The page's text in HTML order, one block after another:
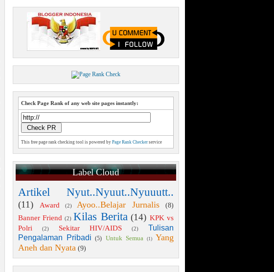
Check Page Rank of any web site pages instantly:
This free page rank checking tool is powered by Page Rank Checker service
Label Cloud
Artikel Nyut..Nyuut..Nyuuutt..
(11) Award (2) Ayoo..Belajar Jurnalis
(8)
Banner Friend (2) Kilas Berita (14) KPK vs
Polri
(2) Sekitar HIV/AIDS (2)
Tulisan
Pengalaman Pribadi (5) Untuk Semua (1)
Yang
Aneh dan Nyata (9)